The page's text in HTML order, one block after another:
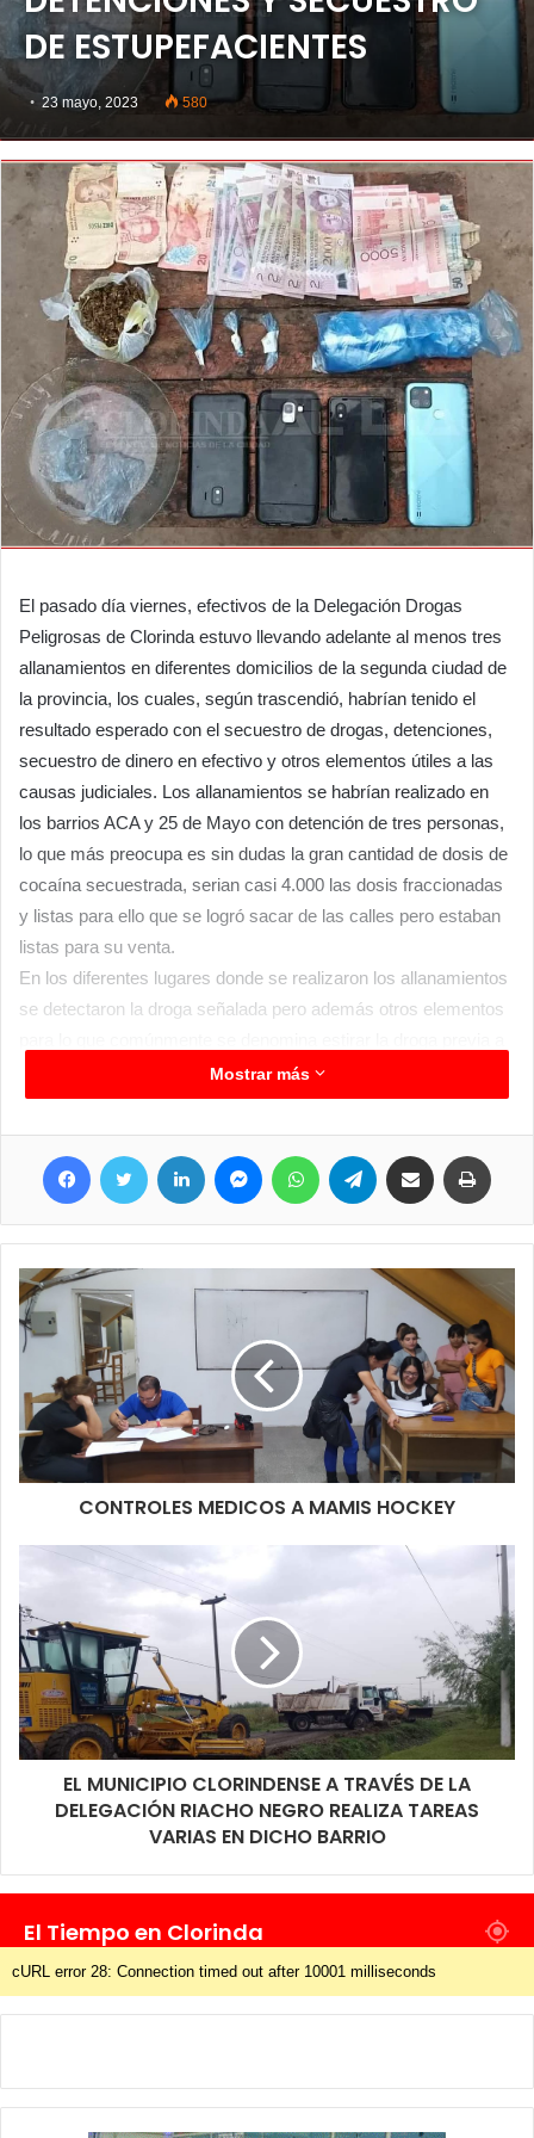
DE ESTUPEFACIENTES
23 mayo, 2023 580
El pasado día viernes, efectivos de la Delegación Drogas
Peligrosas de Clorinda estuvo llevando adelante al menos tres
allanamientos en diferentes domicilios de la segunda ciudad de
la provincia, los cuales, según trascendió, habrían tenido el
resultado esperado con el secuestro de drogas, detenciones,
secuestro de dinero en efectivo y otros elementos útiles a las
causas judiciales. Los allanamientos se habrían realizado en
los barrios ACA y 25 de Mayo con detención de tres personas,
lo que más preocupa es sin dudas la gran cantidad de dosis de
cocaína secuestrada, serian casi 4.000 las dosis fraccionadas
y listas para ello que se logró sacar de las calles pero estaban
listas para su venta.
En los diferentes lugares donde se realizaron los allanamientos
se detectaron la droga señalada pero además otros elementos
su venta, entre ellas tiza, se secuestraron además sumas de
dinero diversas producto de la venta de estupefacientes tanto
en pesos como guaraníes, balanzas, bolsitas de nylon,
teléfonos celulares, netbooks, y otros elementos caseros
usados presumiblemente para fraccionar y mezclar el producto.
Además del personal de Drogas Peligrosas de Clorinda
móviles del Comando Radiolectrico Policial, de la Comisaria
Territorios Nacionales y de la brigada de D-2 también de
Clorinda, todos dando cumplimiento a mandamiento judicial que
se logra tras tareas de ardua inteligencia previa y contar con las
pruebas necesarias.
Mostrar más
Facebook Twitter LinkedIn MessengerWhatsApp Telegram Compartir por correo electrónico
CONTROLES MEDICOS A MAMIS HOCKEY
EL MUNICIPIO CLORINDENSE A TRAVÉS DE LA
DELEGACIÓN RIACHO NEGRO REALIZA TAREAS
VARIAS EN DICHO BARRIO
El Tiempo en Clorinda
cURL error 28: Connection timed out after 10001 milliseconds